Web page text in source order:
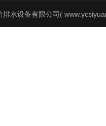
排水设备有限公司(